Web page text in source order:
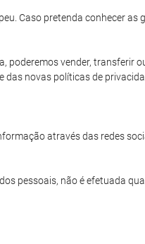
Caso pretenda conhecer
poderemos vender, transferir
novas políticas de
através das redes
pessoais, não é efetuada